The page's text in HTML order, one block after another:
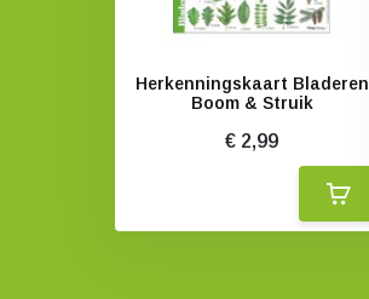
Herkenningskaart Bladeren
Boom & Struik
€ 2,99